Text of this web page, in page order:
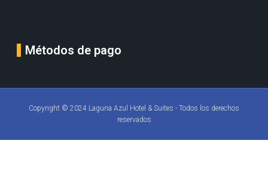
Métodos de pago
Copyright © 2024 Laguna Azul Hotel & Suites - Todos los derechos
reservados